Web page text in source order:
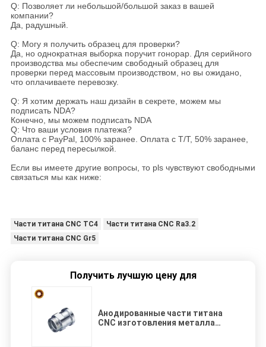
Q: Позволяет ли небольшой/большой заказ в вашей
компании?
Да, радушный.
Q: Могу я получить образец для проверки?
Да, но однократная выборка поручит гонорар. Для серийного
производства мы обеспечим свободный образец для
проверки перед массовым производством, но вы ожидано,
что оплачиваете перевозку.
Q: Я хотим держать наш дизайн в секрете, можем мы
подписать NDA?
Конечно, мы можем подписать NDA
Q: Что ваши условия платежа?
Оплата с PayPal, 100% заранее. Оплата с T/T, 50% заранее,
баланс перед пересылкой.
Если вы имеете другие вопросы, то pls чувствуют свободными
связаться мы как ниже:
Части титана CNC TC4
Части титана CNC Ra3.2
Части титана CNC Gr5
Получить лучшую цену для
Анодированные части титана
CNC изготовления металла